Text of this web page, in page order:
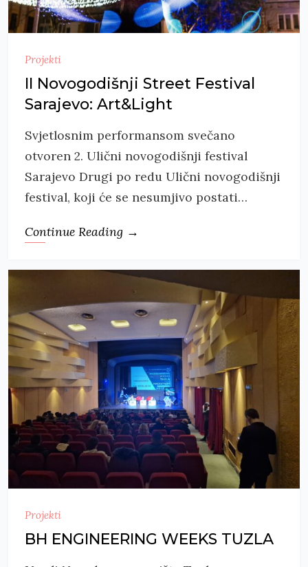
Projekti
II Novogodišnji Street Festival
Sarajevo: Art&Light
Svjetlosnim performansom svečano
otvoren 2. Ulični novogodišnji festival
Sarajevo Drugi po redu Ulični novogodišnji
festival, koji će se nesumjivo postati…
Continue Reading →
Projekti
BH ENGINEERING WEEKS TUZLA